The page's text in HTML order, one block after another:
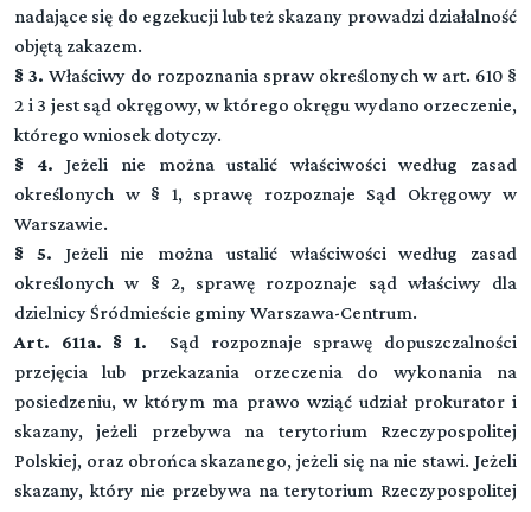
nadające się do egzekucji lub też skazany prowadzi działalność
objętą zakazem.
§ 3. Właściwy do rozpoznania spraw określonych w art. 610 §
2 i 3 jest sąd okręgowy, w którego okręgu wydano orzeczenie,
którego wniosek dotyczy.
§ 4. Jeżeli nie można ustalić właściwości według zasad
określonych w § 1, sprawę rozpoznaje Sąd Okręgowy w
Warszawie.
§ 5. Jeżeli nie można ustalić właściwości według zasad
określonych w § 2, sprawę rozpoznaje sąd właściwy dla
dzielnicy Śródmieście gminy Warszawa-Centrum.
Art. 611a. § 1. Sąd rozpoznaje sprawę dopuszczalności
przejęcia lub przekazania orzeczenia do wykonania na
posiedzeniu, w którym ma prawo wziąć udział prokurator i
skazany, jeżeli przebywa na terytorium Rzeczypospolitej
Polskiej, oraz obrońca skazanego, jeżeli się na nie stawi. Jeżeli
skazany, który nie przebywa na terytorium Rzeczypospolitej